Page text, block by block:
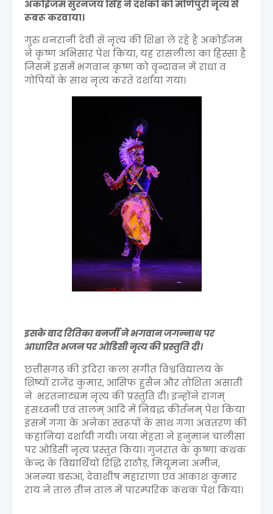
अकोईजम सुरनजय सिंह ने दर्शकों को मणिपुरी नृत्य से
रूबरू करवाया।
गुरु धनरानी देवी से नृत्य की शिक्षा ले रहे है अकोईजम
ने कृष्ण अभिसार पेश किया, यह रासलीला का हिस्सा है
जिसमें इसमें भगवान कृष्ण को वृन्दावन में राधा व
गोपियों के साथ नृत्य करते दर्शाया गया।
इसके बाद रितिका बनर्जी ने भगवान जगन्नाथ पर
आधारित भजन पर ओडिसी नृत्य की प्रस्तुति दी।
छत्तीसगढ़ की इंदिरा कला संगीत विश्वविद्यालय के
शिष्यों राजेंद्र कुमार, आसिफ हुसैन और तोशिता असाती
ने भरतनाट्यम नृत्य की प्रस्तुति दी। इन्होंने रागम्
हंसध्वनी एवं तालम् आदि में निबद्ध कीर्तनम् पेश किया
इसमें गंगा के अनेका स्वरूपों के साथ गंगा अवतरण की
कहानियां दर्शायी गयी। जया मेहता ने हनुमान चालीसा
पर ओडिसी नृत्य प्रस्तुत किया। गुजरात के कृष्णा कथक
केन्द्र के विद्यार्थियों रिद्धि राठौड़, मियूमना अमीन,
अनन्या बरुआ, देवाशीष महाराणा एवं आकाश कुमार
राय ने ताल तीन ताल में पारम्परिक कथक पेश किया।